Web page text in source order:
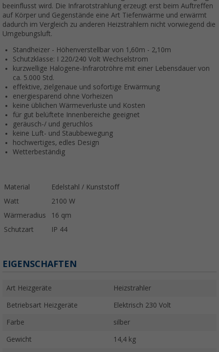
beeinflusst wird. Die Infrarotstrahlung erzeugt erst beim Auftreffen
auf Körper und Gegenstände eine Art Tiefenwärme und erwärmt
dadurch im Vergleich zu anderen Heizstrahlern nicht vorwiegend die
Umgebungsluft.
Standheizer - Höhenverstellbar von 1,60m - 2,10m
Schutzklasse: I 220/240 Volt Wechselstrom
kurzwellige Halogene-Infrarotröhre mit einer Lebensdauer von
ca. 5.000 Std.
effektive, zielgenaue und sofortige Erwärmung
energiesparend ohne Vorheizen
keine üblichen Wärmeverluste und Kosten
für gut belüftete Innenbereiche geeignet
geräusch-/ und geruchlos
keine Luft- und Staubbewegung
hochwertiges, edles Design
Wetterbeständig
Material
Edelstahl / Kunststoff
Watt
2100 W
Wärmeradius
16 qm
Schutzart
IP 44
EIGENSCHAFTEN
Art Heizgeräte Heizstrahler
Betriebsart Heizgeräte Elektrisch 230 Volt
Farbe silber
Gewicht 14,4 kg